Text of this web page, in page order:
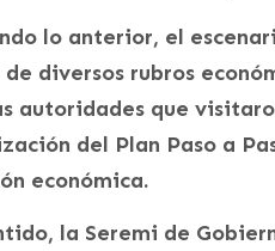
lo anterior, el
diversos rubros
autoridades que
del Plan Paso a
económica.
la Seremi de